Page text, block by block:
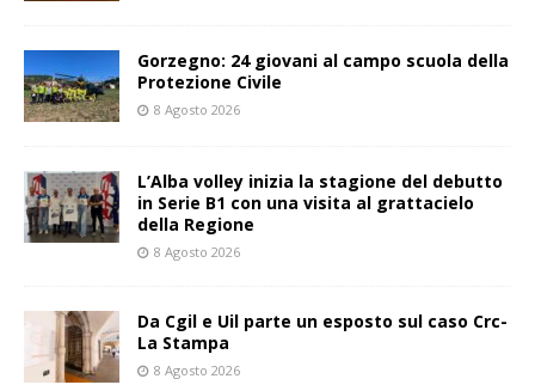
Gorzegno: 24 giovani al campo scuola della
Protezione Civile
8 Agosto 2026
L’Alba volley inizia la stagione del debutto
in Serie B1 con una visita al grattacielo
della Regione
8 Agosto 2026
Da Cgil e Uil parte un esposto sul caso Crc-
La Stampa
8 Agosto 2026